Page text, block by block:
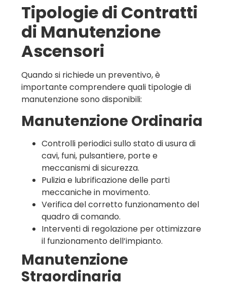
Tipologie di Contratti
di Manutenzione
Ascensori
Quando si richiede un preventivo, è
importante comprendere quali tipologie di
manutenzione sono disponibili:
Manutenzione Ordinaria
Controlli periodici sullo stato di usura di
cavi, funi, pulsantiere, porte e
meccanismi di sicurezza.
Pulizia e lubrificazione delle parti
meccaniche in movimento.
Verifica del corretto funzionamento del
quadro di comando.
Interventi di regolazione per ottimizzare
il funzionamento dell’impianto.
Manutenzione
Straordinaria